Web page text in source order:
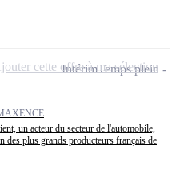
un acteur du secteur de l'automobile,
plus grands producteurs français de
IntérimTemps plein
cette offre à ma sélection